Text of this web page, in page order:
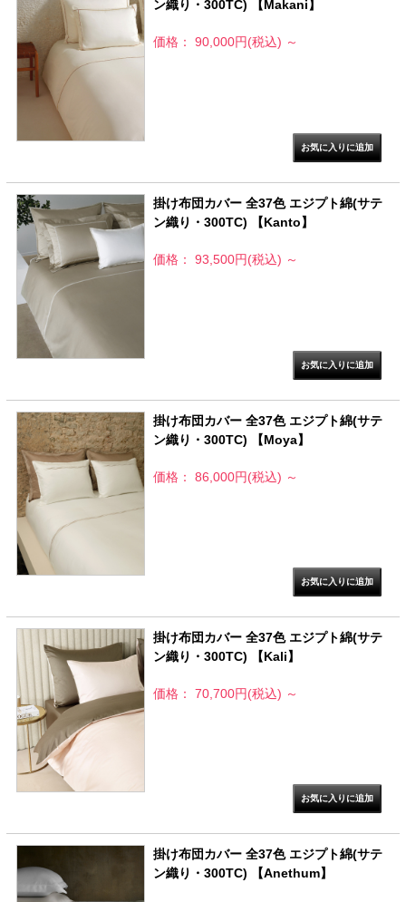
ン織り・300TC) 【Makani】
価格： 90,000円(税込) ～
掛け布団カバー 全37色 エジプト綿(サテ
ン織り・300TC) 【Kanto】
価格： 93,500円(税込) ～
掛け布団カバー 全37色 エジプト綿(サテ
ン織り・300TC) 【Moya】
価格： 86,000円(税込) ～
掛け布団カバー 全37色 エジプト綿(サテ
ン織り・300TC) 【Kali】
価格： 70,700円(税込) ～
掛け布団カバー 全37色 エジプト綿(サテ
ン織り・300TC) 【Anethum】